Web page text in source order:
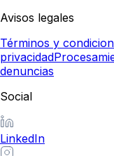
Avisos legales
Términos y
privacidad
denuncias
Social
LinkedIn